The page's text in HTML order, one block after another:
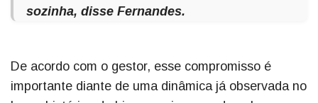
sozinha, disse Fernandes.
De acordo com o gestor, esse compromisso é
importante diante de uma dinâmica já observada no